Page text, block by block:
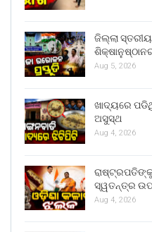
ଜିଲ୍ଲା
Aug 5, 2026
ଖାଦ୍ୟରେ
ଅସୁସ୍ଥ
Aug 4, 2026
ସ୍ୱତନ୍ତ୍ର
Aug 4, 2026